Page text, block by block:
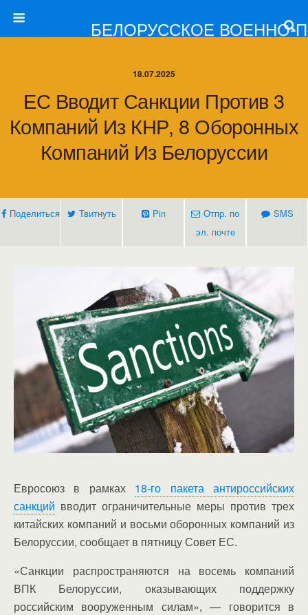
БЕЛОРУССКОЕ ВОЕННО-
18.07.2025
ЕС Вводит Санкции Против 3
Компаний Из КНР, 8 Оборонных
Компаний Из Белоруссии
Поделиться Твитнуть Pin
Отпр. по
эл. почте
SMS
Евросоюз в рамках 18-го пакета антироссийских
санкций вводит ограничительные меры против трех
китайских компаний и восьми оборонных компаний из
Белоруссии, сообщает в пятницу Совет ЕС.
«Санкции распространяются на восемь компаний
ВПК Белоруссии, оказывающих поддержку
российским вооруженным силам», — говорится в